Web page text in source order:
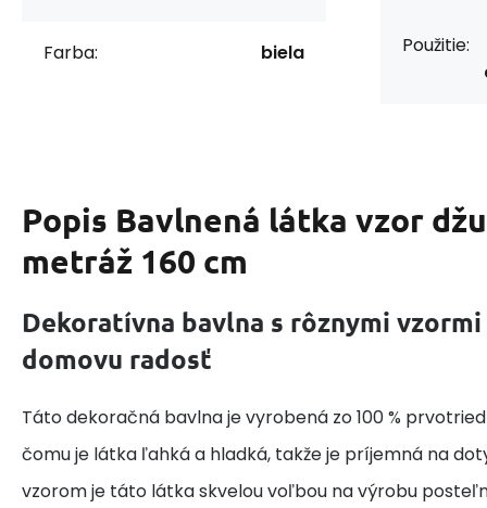
Farba: biela
Použitie:
Popis Bavlnená látka vzor
metráž 160 cm
Dekoratívna bavlna s rôznymi vzormi
domovu radosť
Táto dekoračná bavlna je vyrobená zo 100 %
čomu je látka ľahká a hladká, takže je príjemná na
vzorom je táto látka skvelou voľbou na výrobu